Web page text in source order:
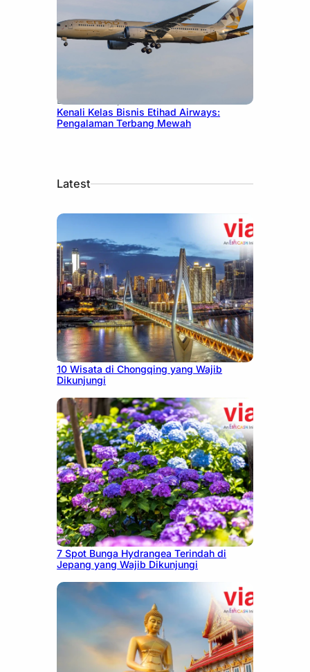
December 27, 2024
Kenali Kelas Bisnis Etihad Airways:
Pengalaman Terbang Mewah
Latest
July 30, 2026
10 Wisata di Chongqing yang Wajib
Dikunjungi
July 23, 2026
7 Spot Bunga Hydrangea Terindah di
Jepang yang Wajib Dikunjungi